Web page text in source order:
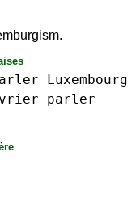
Luxembourg
parler